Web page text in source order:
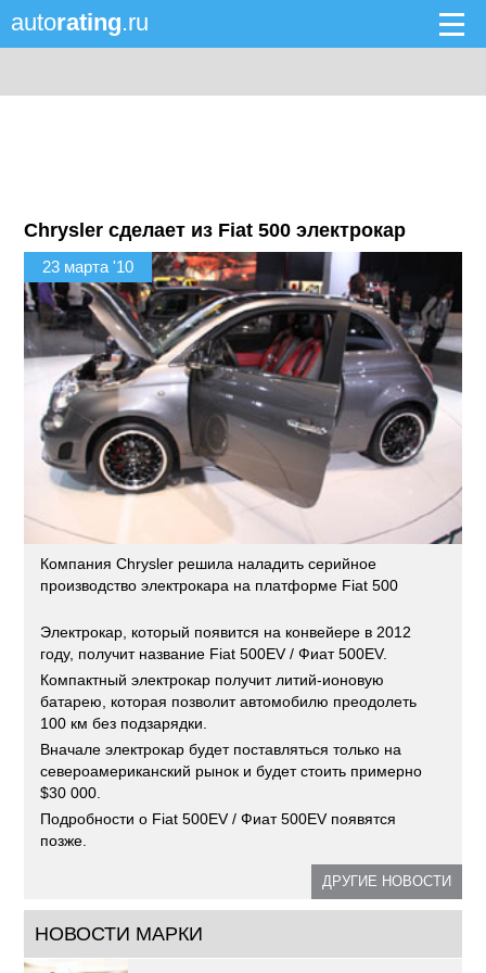
autorating.ru
Chrysler сделает из Fiat 500 электрокар
23 марта '10
Компания Chrysler решила наладить серийное
производство электрокара на платформе Fiat 500
Электрокар, который появится на конвейере в 2012
году, получит название Fiat 500EV / Фиат 500EV.
Компактный электрокар получит литий-ионовую
батарею, которая позволит автомобилю преодолеть
100 км без подзарядки.
Вначале электрокар будет поставляться только на
североамериканский рынок и будет стоить примерно
$30 000.
Подробности о Fiat 500EV / Фиат 500EV появятся
позже.
ДРУГИЕ НОВОСТИ
НОВОСТИ МАРКИ